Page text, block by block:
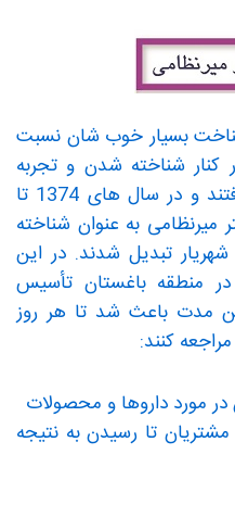
بسیار خوب شان نسبت
کنار شناخته شدن و تجربه
دکتر حریری در کنار هم قرار گرفتند و در سال های 1374 تا
میرنظامی به عنوان شناخته
تبدیل شدند. در این
منطقه باغستان تأسیس
مدت باعث شد تا هر روز
کنند:
مورد داروها و محصولات
تا رسیدن به نتیجه